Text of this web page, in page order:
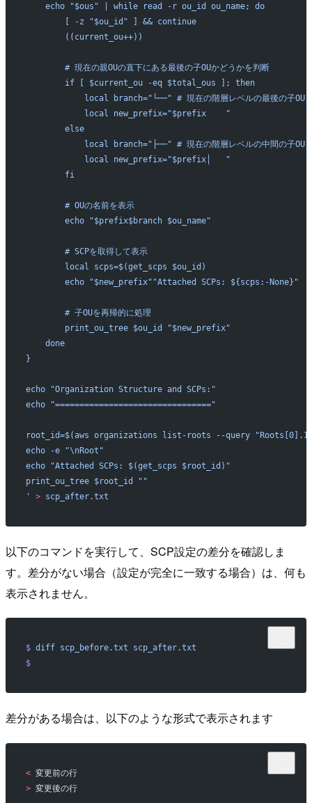
    echo "$ous" | while read -r ou_id ou_name; do
        [ -z "$ou_id" ] && continue
        ((current_ou++))
        # 現在の親OUの直下にある最後の子OUかどうかを判断
        if [ $current_ou -eq $total_ous ]; then
            local branch="└──" # 現在の階層レベルの最後の子OU
            local new_prefix="$prefix    "
        else
            local branch="├──" # 現在の階層レベルの中間の子OU
            local new_prefix="$prefix│   "
        fi
        # OUの名前を表示
        echo "$prefix$branch $ou_name"
        # SCPを取得して表示
        local scps=$(get_scps $ou_id)
        echo "$new_prefix""Attached SCPs: ${scps:-None}"
        # 子OUを再帰的に処理
        print_ou_tree $ou_id "$new_prefix"
    done
}
echo "Organization Structure and SCPs:"
echo "================================"
root_id=$(aws organizations list-roots --query
echo -e "\nRoot"
echo "Attached SCPs: $(get_scps $root_id)"
print_ou_tree $root_id ""
'
> scp_after.txt
以下のコマンドを実行して、SCP設定の差分を確認しま
す。差分がない場合（設定が完全に一致する場合）は、何も
表示されません。
$ diff scp_before.txt scp_after.txt
$
差分がある場合は、以下のような形式で表示されます
< 変更前の行
> 変更後の行